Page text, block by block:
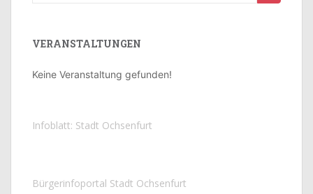
VERANSTALTUNGEN
Keine Veranstaltung gefunden!
Infoblatt: Stadt Ochsenfurt
Bürgerinfoportal Stadt Ochsenfurt